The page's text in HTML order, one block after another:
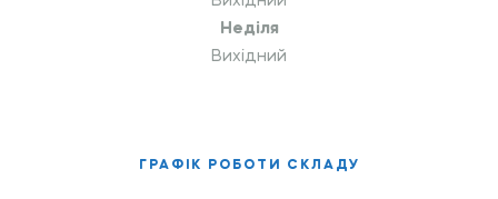
Неділя
Вихідний
ГРАФІК РОБОТИ СКЛАДУ